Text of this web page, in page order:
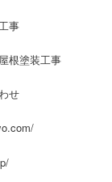
事
根塗装工事
せ